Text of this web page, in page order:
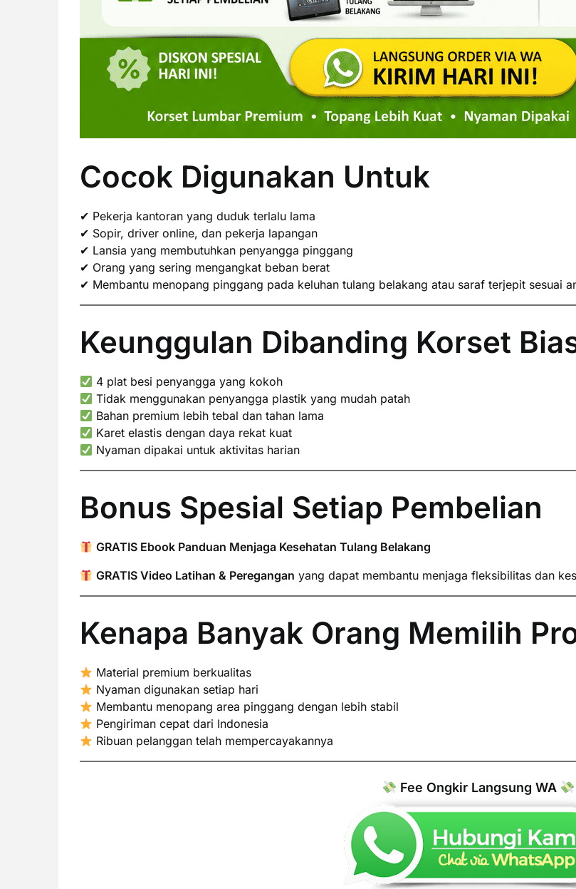
Cocok Digunakan Untuk
✔ Pekerja kantoran yang duduk terlalu lama
✔ Sopir, driver online, dan pekerja lapangan
✔ Lansia yang membutuhkan penyangga pinggang
✔ Orang yang sering mengangkat beban berat
✔ Membantu menopang pinggang pada keluhan tulang belakang atau saraf terjepit sesuai
Keunggulan Dibanding Korset
4 plat besi penyangga yang kokoh
Tidak menggunakan penyangga plastik yang mudah patah
Bahan premium lebih tebal dan tahan lama
Karet elastis dengan daya rekat kuat
Nyaman dipakai untuk aktivitas harian
Bonus Spesial Setiap Pembelian
GRATIS Ebook Panduan Menjaga Kesehatan Tulang Belakang
GRATIS Video Latihan & Peregangan yang dapat membantu menjaga fleksibilitas dan
Kenapa Banyak Orang Memilih
Material premium berkualitas
Nyaman digunakan setiap hari
Membantu menopang area pinggang dengan lebih stabil
Pengiriman cepat dari Indonesia
Ribuan pelanggan telah mempercayakannya
Fee Ongkir Langsung WA